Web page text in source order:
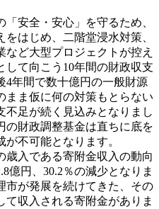
安全・安心」を守るため、
はじめ、二階堂浸水対策、
ど大型プロジェクトが控え
して向こう10年間の財政収支
4年間で数十億円の一般財源
まま仮に何の対策もとらない
不足が続く見込みとなりまし
の財政調整基金は直ちに底を
不可能となります。
歳入である寄附金収入の動向
億円、30.2％の減少となりま
市が発展を続けてきた、その
収入される寄附金がありま